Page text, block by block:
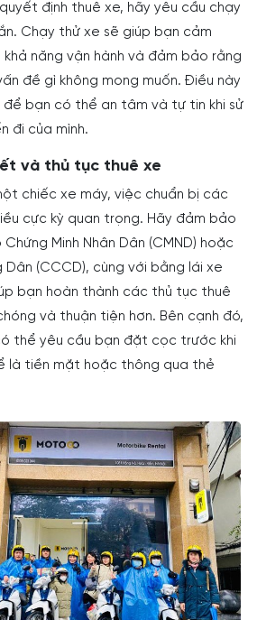
định thuê xe, hãy yêu cầu chạy
Chạy thử xe sẽ giúp bạn cảm
năng vận hành và đảm bảo rằng
đề gì không mong muốn. Điều này
bạn có thể an tâm và tự tin khi sử
đi của mình.
và thủ tục thuê xe
chiếc xe máy, việc chuẩn bị các
cực kỳ quan trọng. Hãy đảm bảo
Minh Nhân Dân (CMND) hoặc
Dân (CCCD), cùng với bằng lái xe
bạn hoàn thành các thủ tục thuê
và thuận tiện hơn. Bên cạnh đó,
thể yêu cầu bạn đặt cọc trước khi
là tiền mặt hoặc thông qua thẻ